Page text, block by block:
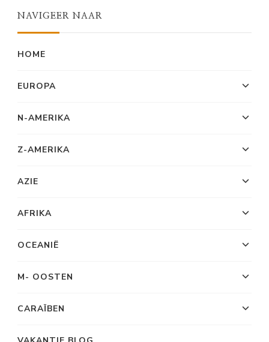
NAVIGEER NAAR
HOME
EUROPA
N-AMERIKA
Z-AMERIKA
AZIE
AFRIKA
OCEANIË
M- OOSTEN
CARAÏBEN